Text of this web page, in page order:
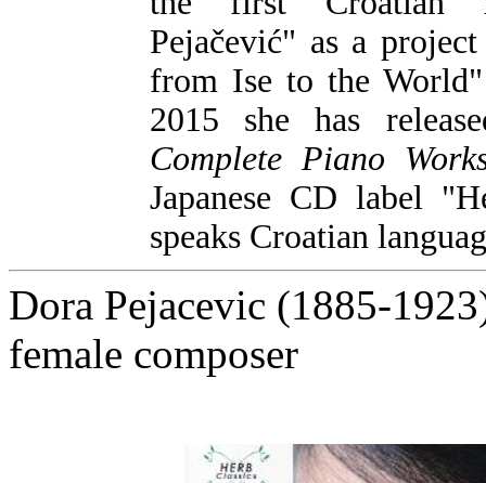
Pejačević" as a
from Ise to the
2015 she has
Complete Piano
Japanese CD label
speaks Croatian
Dora Pejacevic (1885-
female composer